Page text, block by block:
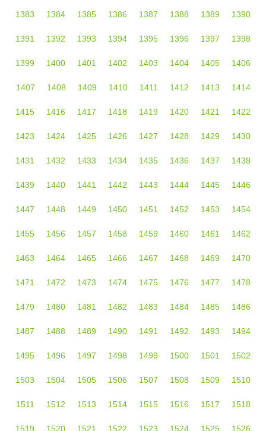
1383 1384 1385 1386 1387 1388 1389 1390
1391 1392 1393 1394 1395 1396 1397 1398
1399 1400 1401 1402 1403 1404 1405 1406
1407 1408 1409 1410 1411 1412 1413 1414
1415 1416 1417 1418 1419 1420 1421 1422
1423 1424 1425 1426 1427 1428 1429 1430
1431 1432 1433 1434 1435 1436 1437 1438
1439 1440 1441 1442 1443 1444 1445 1446
1447 1448 1449 1450 1451 1452 1453 1454
1455 1456 1457 1458 1459 1460 1461 1462
1463 1464 1465 1466 1467 1468 1469 1470
1471 1472 1473 1474 1475 1476 1477 1478
1479 1480 1481 1482 1483 1484 1485 1486
1487 1488 1489 1490 1491 1492 1493 1494
1495 1496 1497 1498 1499 1500 1501 1502
1503 1504 1505 1506 1507 1508 1509 1510
1511 1512 1513 1514 1515 1516 1517 1518
1519 1520 1521 1522 1523 1524 1525 1526